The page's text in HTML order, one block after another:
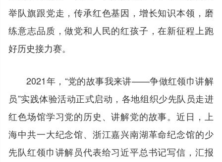
举队旗跟党走，传承红色基因，增长知识本领，磨
练意志品质，做党和人民的红孩子，在新征程上跑
好历史接力赛。
2021年，“党的故事我来讲——争做红领巾讲解
员”实践体验活动正式启动，各地组织少先队员走进
红色场馆学习党的历史、讲解党的故事。近日，上
海中共一大纪念馆、浙江嘉兴南湖革命纪念馆的少
先队红领巾讲解员代表给习近平总书记写信，汇报